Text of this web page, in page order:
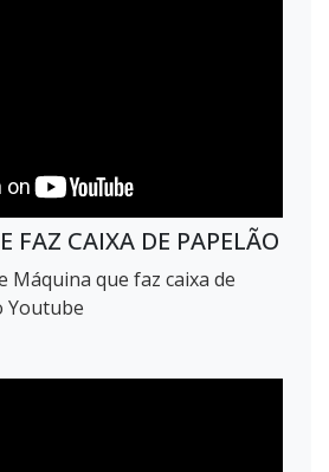
FAZ CAIXA DE PAPELÃO
Máquina que faz caixa de
Youtube